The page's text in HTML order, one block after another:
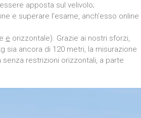
apposta sul velivolo;
e superare l’esame, anch’esso online
e orizzontale). Grazie ai nostri sforzi,
sia ancora di 120 metri, la misurazione
restrizioni orizzontali, a parte